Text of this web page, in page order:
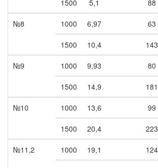
1500 5,1 88
№8 1000 6,97 63
1500 10,4 143
№9 1000 9,93 80
1500 14,9 181
№10 1000 13,6 99
1500 20,4 223
№11,2 1000 19,1 124